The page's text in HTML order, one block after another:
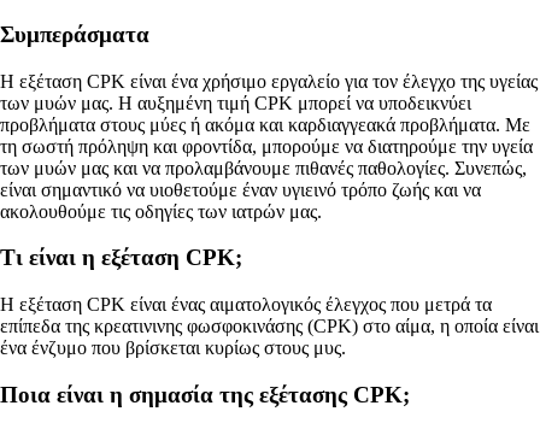
Συμπεράσματα
Η εξέταση CPK είναι ένα χρήσιμο εργαλείο για τον έλεγχο της υγείας
των μυών μας. Η αυξημένη τιμή CPK μπορεί να υποδεικνύει
προβλήματα στους μύες ή ακόμα και καρδιαγγεακά προβλήματα. Με
τη σωστή πρόληψη και φροντίδα, μπορούμε να διατηρούμε την υγεία
των μυών μας και να προλαμβάνουμε πιθανές παθολογίες. Συνεπώς,
είναι σημαντικό να υιοθετούμε έναν υγιεινό τρόπο ζωής και να
ακολουθούμε τις οδηγίες των ιατρών μας.
Τι είναι η εξέταση CPK;
Η εξέταση CPK είναι ένας αιματολογικός έλεγχος που μετρά τα
επίπεδα της κρεατινινης φωσφοκινάσης (CPK) στο αίμα, η οποία είναι
ένα ένζυμο που βρίσκεται κυρίως στους μυς.
Ποια είναι η σημασία της εξέτασης CPK;